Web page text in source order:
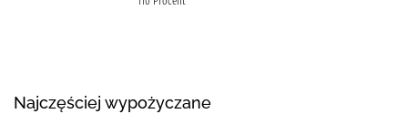
Najczęściej wypożyczane